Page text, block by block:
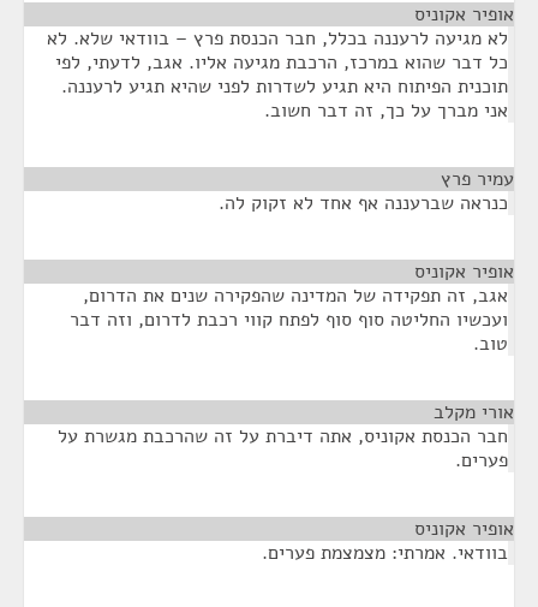
אופיר אקוניס
לא מגיעה לרעננה בכלל, חבר הכנסת פרץ – בוודאי שלא. לא
כל דבר שהוא במרכז, הרכבת מגיעה אליו. אגב, לדעתי, לפי
תוכנית הפיתוח היא תגיע לשדרות לפני שהיא תגיע לרעננה.
אני מברך על כך, זה דבר חשוב.
עמיר פרץ
כנראה שברעננה אף אחד לא זקוק לה.
אופיר אקוניס
אגב, זה תפקידה של המדינה שהפקירה שנים את הדרום,
ועכשיו החליטה סוף סוף לפתח קווי רכבת לדרום, וזה דבר
טוב.
אורי מקלב
חבר הכנסת אקוניס, אתה דיברת על זה שהרכבת מגשרת על
פערים.
אופיר אקוניס
בוודאי. אמרתי: מצמצמת פערים.